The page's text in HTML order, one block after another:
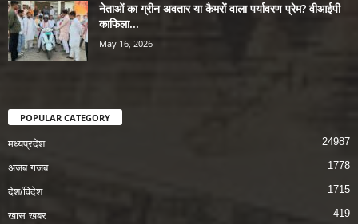
नेताओं का ग्रीन अवतार या कैमरों वाला पर्यावरण प्रेम? वीआईपी
काफिला...
May 16, 2026
POPULAR CATEGORY
मध्यप्रदेश 24987
अजब गजब 1778
देश/विदेश 1715
खास खबर 419